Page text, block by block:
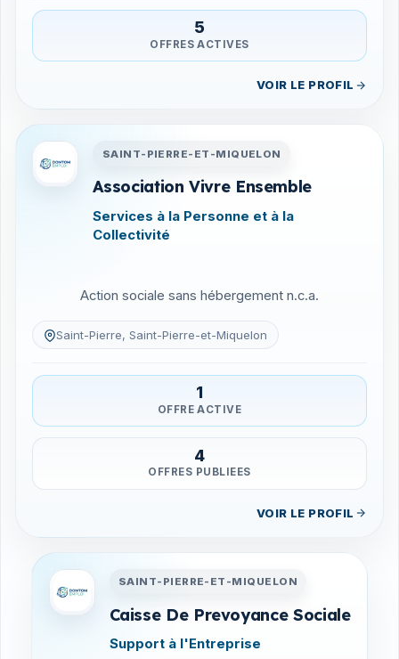
5
OFFRES ACTIVES
VOIR LE PROFIL
SAINT-PIERRE-ET-MIQUELON
Association Vivre Ensemble
Services à la Personne et à la
Collectivité
Action sociale sans hébergement n.c.a.
Saint-Pierre, Saint-Pierre-et-Miquelon
1
OFFRE ACTIVE
4
OFFRES PUBLIEES
VOIR LE PROFIL
SAINT-PIERRE-ET-MIQUELON
Caisse De Prevoyance Sociale
Support à l'Entreprise